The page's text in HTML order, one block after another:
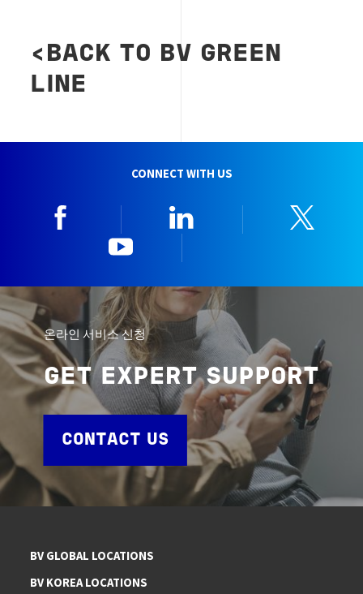
<BACK TO BV GREEN
LINE
CONNECT WITH US
온라인 서비스 신청
GET EXPERT SUPPORT
CONTACT US
BV GLOBAL LOCATIONS
BV KOREA LOCATIONS